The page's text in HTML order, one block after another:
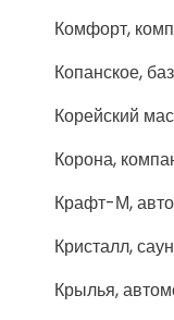
Комфорт,
Копанское,
Корейский
Корона,
Крафт-М,
Кристалл,
Крылья,